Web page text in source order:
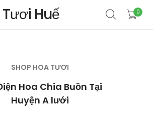
Huế 0
SHOP HOA TƯƠI
Hoa Chia Buồn Tại
Huyện A lưới